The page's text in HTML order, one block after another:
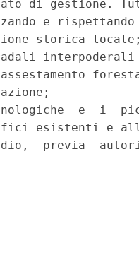
di gestione.
e
storica
e  i
esistenti e
previa